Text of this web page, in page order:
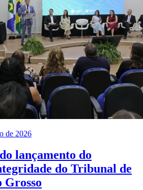
de 2026
lançamento do
do Tribunal de
Grosso